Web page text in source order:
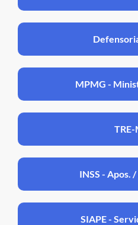
MPMG -
TRE-
INSS - Apos.
SIAPE -